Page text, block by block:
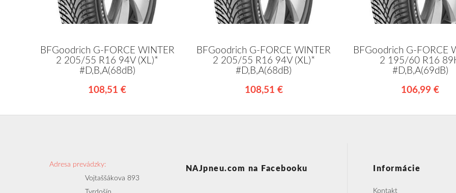
BFGoodrich G-FORCE WINTER
2 205/55 R16 94V (XL)*
#D,B,A(68dB)
108,51 €
BFGoodrich G-FORCE WINTER
2 205/55 R16 94V (XL)*
#D,B,A(68dB)
108,51 €
BFGoodrich G-FORCE
2 195/60 R16
#D,B,A(69dB)
106,99 €
Adresa prevádzky:
Vojtaššákova 893
NAJpneu.com na Facebooku Informácie
Kontakt